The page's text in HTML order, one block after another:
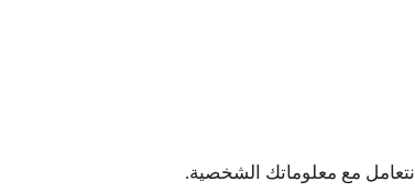
مع معلوماتك الشخصية.